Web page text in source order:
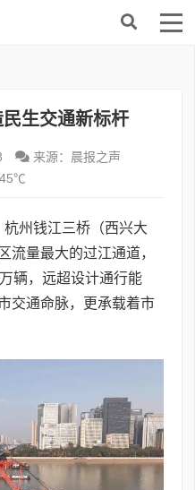
生交通新标杆
来源：晨报之声
州钱江三桥（西兴大
流量最大的过江通道，
辆，远超设计通行能
交通命脉，更承载着市